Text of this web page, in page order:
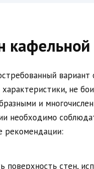
не
и
необходимо
рекомендации:
поверхность стен,